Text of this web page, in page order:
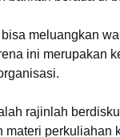
meluangkan
ini merupakan
rajinlah
perkuliahan